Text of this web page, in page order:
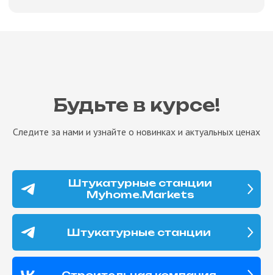
Будьте в курсе!
Следите за нами и узнайте о новинках и актуальных ценах
Штукатурные станции
Myhome.Markets
Штукатурные станции